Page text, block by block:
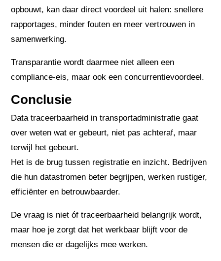
opbouwt, kan daar direct voordeel uit halen: snellere
rapportages, minder fouten en meer vertrouwen in
samenwerking.
Transparantie wordt daarmee niet alleen een
compliance-eis, maar ook een concurrentievoordeel.
Conclusie
Data traceerbaarheid in transportadministratie gaat
over weten wat er gebeurt, niet pas achteraf, maar
terwijl het gebeurt.
Het is de brug tussen registratie en inzicht. Bedrijven
die hun datastromen beter begrijpen, werken rustiger,
efficiënter en betrouwbaarder.
De vraag is niet óf traceerbaarheid belangrijk wordt,
maar hoe je zorgt dat het werkbaar blijft voor de
mensen die er dagelijks mee werken.